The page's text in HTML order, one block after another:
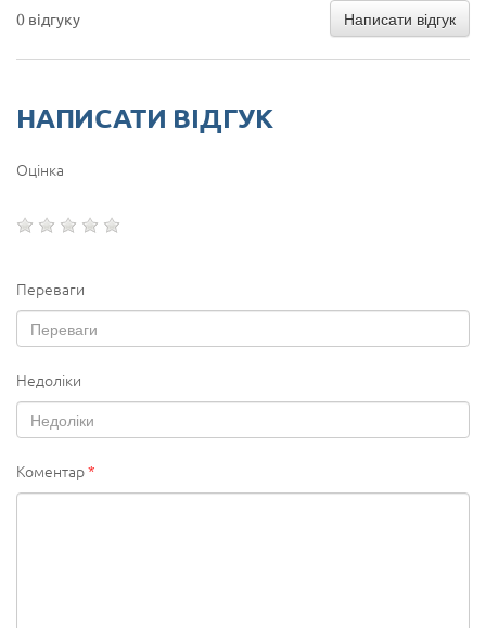
0 відгуку Написати відгук
НАПИСАТИ ВІДГУК
Оцінка
Переваги
Недоліки
Коментар*